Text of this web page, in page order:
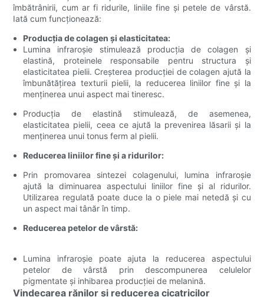
îmbătrânirii, cum ar fi ridurile, liniile fine și petele de vârstă.
Iată cum funcționează:
Producția de colagen și elasticitatea:
Lumina infraroșie stimulează producția de colagen și
elastină, proteinele responsabile pentru structura și
elasticitatea pielii. Creșterea producției de colagen ajută la
îmbunătățirea texturii pielii, la reducerea liniilor fine și la
menținerea unui aspect mai tineresc.
Producția de elastină stimulează, de asemenea,
elasticitatea pielii, ceea ce ajută la prevenirea lăsarii și la
menținerea unui tonus ferm al pielii.
Reducerea liniilor fine și a ridurilor:
Prin promovarea sintezei colagenului, lumina infraroșie
ajută la diminuarea aspectului liniilor fine și al ridurilor.
Utilizarea regulată poate duce la o piele mai netedă și cu
un aspect mai tânăr în timp.
Reducerea petelor de vârstă:
Lumina infraroșie poate ajuta la reducerea aspectului
petelor de vârstă prin descompunerea celulelor
pigmentate și inhibarea producției de melanină.
Vindecarea rănilor și reducerea cicatricilor